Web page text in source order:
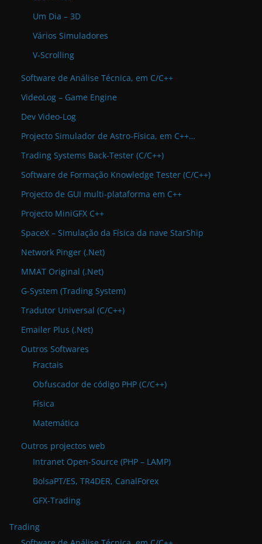
Um Dia – 3D
Vários Simuladores
V-Scrolling
Software de Análise Técnica, em C/C++
VideoLog – Game Engine
Dev Video-Log
Projecto Simulador de Astro-Física, em C++…
Trading Systems Back-Tester (C/C++)
Software de Formação Knowledge Tester (C/C++)
Projecto de GUI multi-plataforma em C++
Projecto MiniGFX C++
SpaceX – Simulação da Física da nave StarShip
Network Pinger (.Net)
MMAT Original (.Net)
G-System (Trading System)
Tradutor Universal (C/C++)
Emailer Plus (.Net)
Outros Softwares
Fractais
Obfuscador de código PHP (C/C++)
Física
Matemática
Outros projectos web
Intranet Open-Source (PHP – LAMP)
BolsaPT/ES, TR4DER, CanalForex
GFX-Trading
Trading